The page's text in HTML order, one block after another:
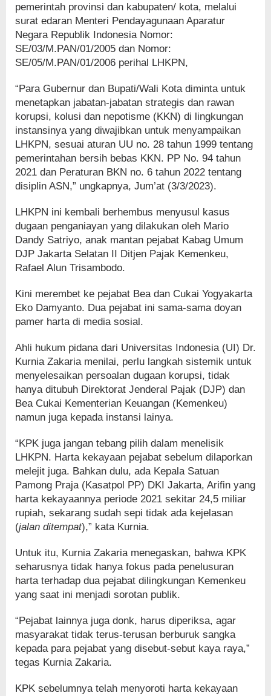
pemerintah provinsi dan kabupaten/ kota, melalui
surat edaran Menteri Pendayagunaan Aparatur
Negara Republik Indonesia Nomor:
SE/03/M.PAN/01/2005 dan Nomor:
SE/05/M.PAN/01/2006 perihal LHKPN,
“Para Gubernur dan Bupati/Wali Kota diminta untuk
menetapkan jabatan-jabatan strategis dan rawan
korupsi, kolusi dan nepotisme (KKN) di lingkungan
instansinya yang diwajibkan untuk menyampaikan
LHKPN, sesuai aturan UU no. 28 tahun 1999 tentang
pemerintahan bersih bebas KKN. PP No. 94 tahun
2021 dan Peraturan BKN no. 6 tahun 2022 tentang
disiplin ASN,” ungkapnya, Jum’at (3/3/2023).
LHKPN ini kembali berhembus menyusul kasus
dugaan penganiayan yang dilakukan oleh Mario
Dandy Satriyo, anak mantan pejabat Kabag Umum
DJP Jakarta Selatan II Ditjen Pajak Kemenkeu,
Rafael Alun Trisambodo.
Kini merembet ke pejabat Bea dan Cukai Yogyakarta
Eko Damyanto. Dua pejabat ini sama-sama doyan
pamer harta di media sosial.
Ahli hukum pidana dari Universitas Indonesia (UI) Dr.
Kurnia Zakaria menilai, perlu langkah sistemik untuk
menyelesaikan persoalan dugaan korupsi, tidak
hanya ditubuh Direktorat Jenderal Pajak (DJP) dan
Bea Cukai Kementerian Keuangan (Kemenkeu)
namun juga kepada instansi lainya.
“KPK juga jangan tebang pilih dalam menelisik
LHKPN. Harta kekayaan pejabat sebelum dilaporkan
melejit juga. Bahkan dulu, ada Kepala Satuan
Pamong Praja (Kasatpol PP) DKI Jakarta, Arifin yang
harta kekayaannya periode 2021 sekitar 24,5 miliar
rupiah, sekarang sudah sepi tidak ada kejelasan
(jalan ditempat),” kata Kurnia.
Untuk itu, Kurnia Zakaria menegaskan, bahwa KPK
seharusnya tidak hanya fokus pada penelusuran
harta terhadap dua pejabat dilingkungan Kemenkeu
yang saat ini menjadi sorotan publik.
“Pejabat lainnya juga donk, harus diperiksa, agar
masyarakat tidak terus-terusan berburuk sangka
kepada para pejabat yang disebut-sebut kaya raya,”
tegas Kurnia Zakaria.
KPK sebelumnya telah menyoroti harta kekayaan